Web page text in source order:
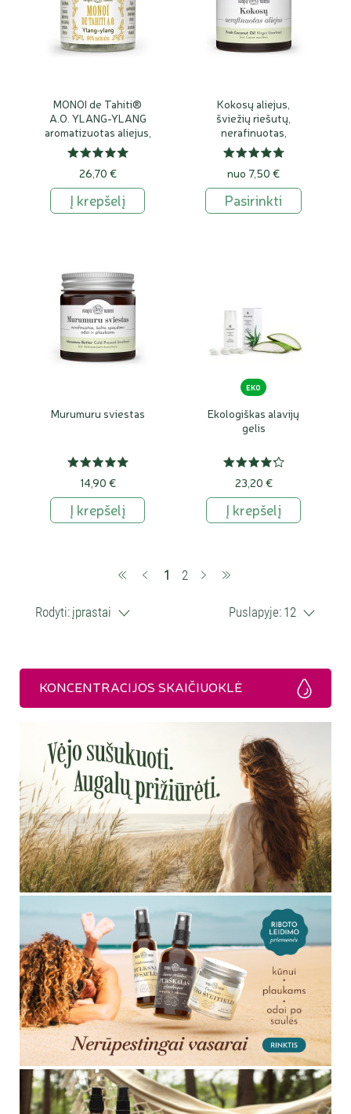
MONOI de Tahiti®
A.O. YLANG-YLANG
aromatizuotas aliejus,
100% natūralus
26,70 €
Į krepšelį
Kokosų aliejus,
šviežių riešutų,
nerafinuotas,
ekologiškas
nuo 7,50 €
Pasirinkti
Murumuru sviestas
14,90 €
Į krepšelį
EKO
Ekologiškas alavijų
gelis
23,20 €
Į krepšelį
1
(current)
2
Rodyti: įprastai Puslapyje: 12
KONCENTRACIJOS SKAIČIUOKLĖ